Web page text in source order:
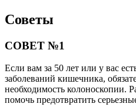
Советы
СОВЕТ №1
Если вам за 50 лет или у вас
заболеваний кишечника,
необходимость колоноскопии.
помочь предотвратить